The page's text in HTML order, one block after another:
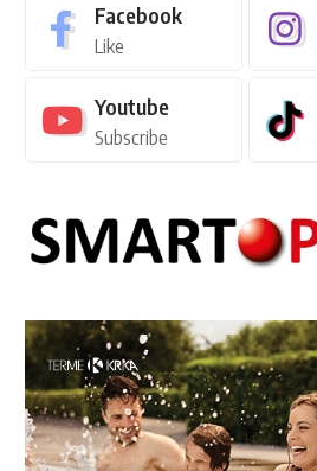
Facebook
Like
Youtube
Subscribe